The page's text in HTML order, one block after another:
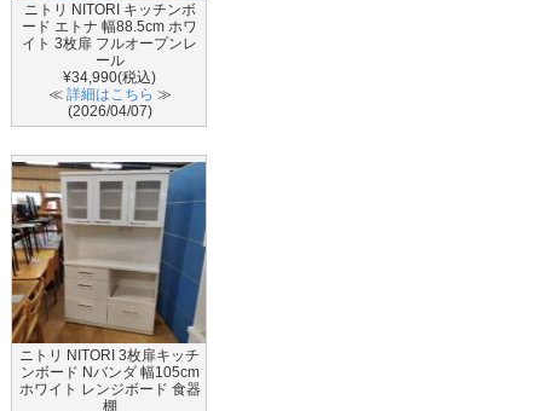
ニトリ NITORI キッチンボ
ード エトナ 幅88.5cm ホワ
イト 3枚扉 フルオープンレ
ール
¥34,990(税込)
≪ 詳細はこちら ≫
(2026/04/07)
ニトリ NITORI 3枚扉キッチ
ンボード Nバンダ 幅105cm
ホワイト レンジボード 食器
棚